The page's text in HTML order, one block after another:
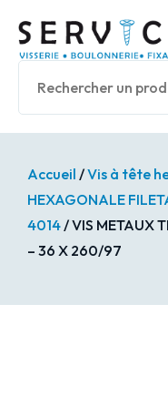
Accueil /Vis à tête
HEXAGONALE
4014/ VIS METAUX
– 36 X 260/97